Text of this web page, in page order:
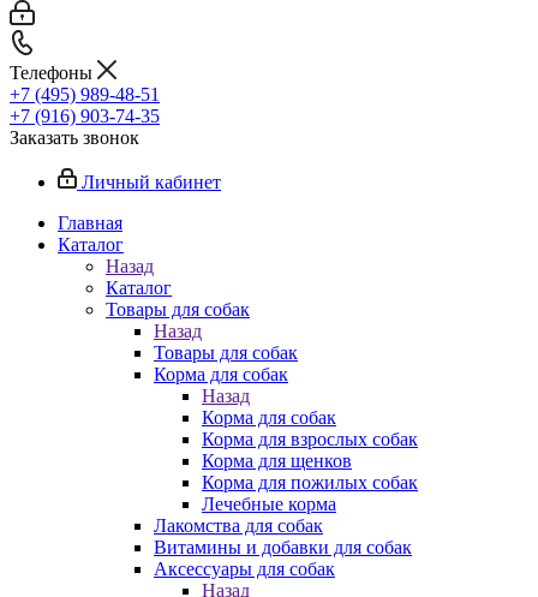
Телефоны
+7 (495) 989-48-51
+7 (916) 903-74-35
Заказать звонок
Личный кабинет
Главная
Каталог
Назад
Каталог
Товары для собак
Назад
Товары для собак
Корма для собак
Назад
Корма для собак
Корма для взрослых собак
Корма для щенков
Корма для пожилых собак
Лечебные корма
Лакомства для собак
Витамины и добавки для собак
Аксессуары для собак
Назад